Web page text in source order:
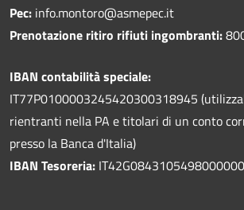
Pec: info.montoro@asmepec.it
Prenotazione ritiro rifiuti ingombranti:
IBAN contabilità speciale:
IT77P0100003245420300318945
rientranti nella PA e titolari di un conto
presso la Banca d'Italia)
IBAN Tesoreria: